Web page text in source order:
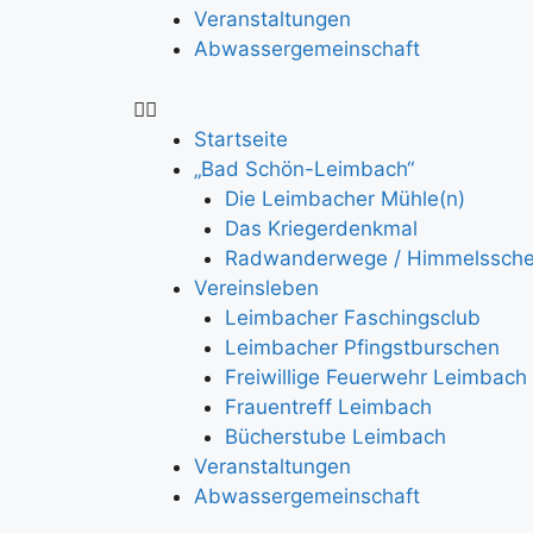
Veranstaltungen
Abwassergemeinschaft
Startseite
„Bad Schön-Leimbach“
Die Leimbacher Mühle(n)
Das Kriegerdenkmal
Radwanderwege /
Vereinsleben
Leimbacher Faschingsclub
Leimbacher Pfingstburschen
Freiwillige Feuerwehr Leimbach
Frauentreff Leimbach
Bücherstube Leimbach
Veranstaltungen
Abwassergemeinschaft